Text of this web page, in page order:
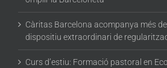
Càritas Barcelona acompanya més
dispositiu extraordinari de
Curs d’estiu: Formació pastoral en